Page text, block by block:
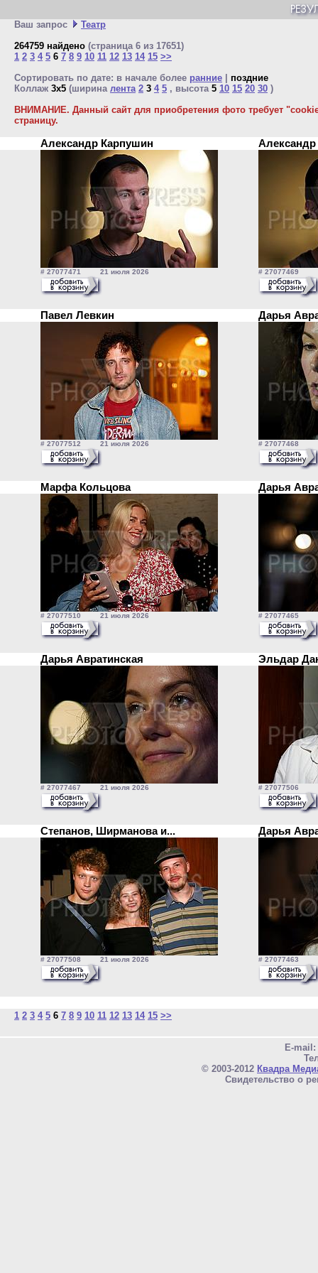
Ваш запрос
Театр
264759 найдено (страница 6 из 17651)
1 2 3 4 5 6 7 8 9 10 11 12 13 14 15 >>
Сортировать по дате: в начале более ранние
поздние
Коллаж 3x5 (ширина лента 2 3 4 5 , высота 5 10 15 20 30 )
ВНИМАНИЕ. Данный сайт для приобретения фото требует
страницу.
Александр Карпушин
# 27077471 21 июля 2026 # 27077469
Павел Левкин Дарья
# 27077512 21 июля 2026 # 27077468
Марфа Кольцова Дарья
# 27077510 21 июля 2026 # 27077465
Дарья Авратинская Эльдар
# 27077467 21 июля 2026 # 27077506
Степанов, Ширманова и... Дарья
# 27077508 21 июля 2026 # 27077463
1 2 3 4 5 6 7 8 9 10 11 12 13 14 15 >>
E-mail:
© 2003-2012 Квадра
Свидетельство о